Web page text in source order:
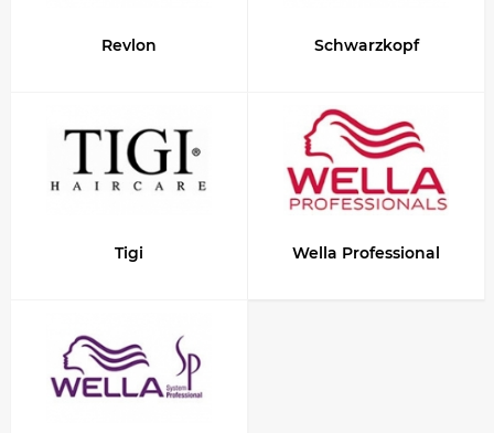
Revlon Schwarzkopf
Tigi Wella Professional